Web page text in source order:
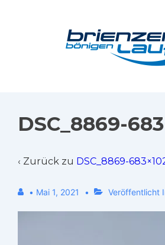
DSC_8869-
‹ Zurück zu DSC_8869-
• Mai 1, 2021 Veröffentlicht